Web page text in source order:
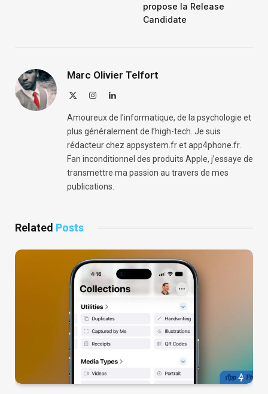
propose la Release
Candidate
Marc Olivier Telfort
InstagramLinkedIn
Amoureux de l’informatique, de la psychologie et
plus généralement de l’high-tech. Je suis
rédacteur chez appsystem.fr et app4phone.fr.
Fan inconditionnel des produits Apple, j’essaye de
transmettre ma passion au travers de mes
publications.
Related Posts